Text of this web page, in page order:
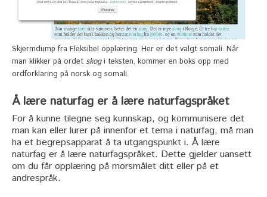
Skjermdump fra Fleksibel opplæring. Her er det valgt somali. Når
man klikker på ordet skogi teksten, kommer en boks opp med
ordforklaring på norsk og somali.
Å lære naturfag er å lære naturfagspråket
For å kunne tilegne seg kunnskap, og kommunisere det
man kan eller lurer på innenfor et tema i naturfag, må man
ha et begrepsapparat å ta utgangspunkt i. Å lære
naturfag er å lære naturfagspråket. Dette gjelder uansett
om du får opplæring på morsmålet ditt eller på et
andrespråk.